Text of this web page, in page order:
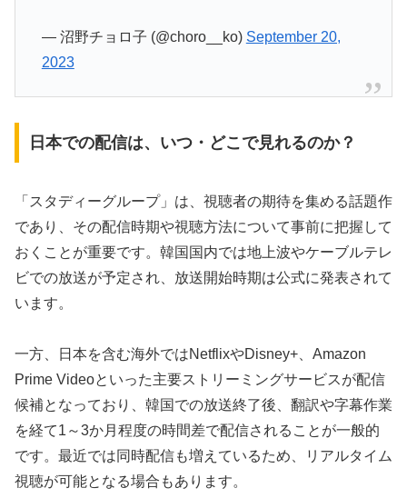
— 沼野チョロ子 (@choro__ko) September 20,
2023
日本での配信は、いつ・どこで見れるのか？
「スタディーグループ」は、視聴者の期待を集める話題作
であり、その配信時期や視聴方法について事前に把握して
おくことが重要です。韓国国内では地上波やケーブルテレ
ビでの放送が予定され、放送開始時期は公式に発表されて
います。
一方、日本を含む海外ではNetflixやDisney+、Amazon
Prime Videoといった主要ストリーミングサービスが配信
候補となっており、韓国での放送終了後、翻訳や字幕作業
を経て1～3か月程度の時間差で配信されることが一般的
です。最近では同時配信も増えているため、リアルタイム
視聴が可能となる場合もあります。